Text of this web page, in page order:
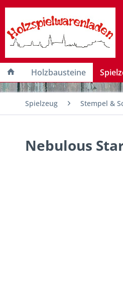
Holzbausteine
Spielzeug Stempel &
Nebulous